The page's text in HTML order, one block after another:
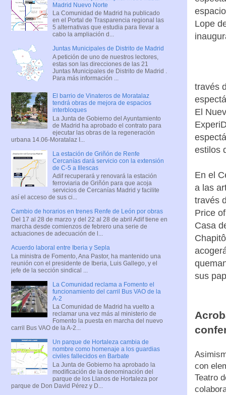
Lope
través
El
estilos
En el
a las
través
Price
Casa
sus
con
Teatro
Madrid Nuevo Norte
La Comunidad de Madrid ha publicado
en el Portal de Trasparencia regional las
5 alternativas que estudia para llevar a
cabo la ampliación d...
Juntas Municipales de Distrito de Madrid
A petición de uno de nuestros lectores,
estas son las direcciones de las 21
Juntas Municipales de Distrito de Madrid .
Para más información ...
El barrio de Vinateros de Moratalaz
tendrá obras de mejora de espacios
interbloques
La Junta de Gobierno del Ayuntamiento
de Madrid ha aprobado el contrato para
ejecutar las obras de la regeneración
urbana 14.06-Moratalaz I...
La estación de Griñón de Renfe
Cercanías dará servicio con la extensión
de C-5 a Illescas
Adif recuperará y renovará la estación
ferroviaria de Griñón para que acoja
servicios de Cercanías Madrid y facilite
así el acceso de sus ci...
Cambio de horarios en trenes Renfe de León por obras
Del 17 al 28 de marzo y del 22 al 28 de abril Adif tiene en
marcha desde comienzos de febrero una serie de
actuaciones de adecuación de l...
Acuerdo laboral entre Iberia y Sepla
La ministra de Fomento, Ana Pastor, ha mantenido una
reunión con el presidente de Iberia, Luis Gallego, y el
jefe de la sección sindical ...
La Comunidad reclama a Fomento el
funcionamiento del carril Bus VAO de la
A-2
La Comunidad de Madrid ha vuelto a
reclamar una vez más al ministerio de
Fomento la puesta en marcha del nuevo
carril Bus VAO de la A-2...
Un parque de Hortaleza cambia de
nombre como homenaje a los guardias
civiles fallecidos en Barbate
La Junta de Gobierno ha aprobado la
modificación de la denominación del
parque de los Llanos de Hortaleza por
parque de Don David Pérez y D...